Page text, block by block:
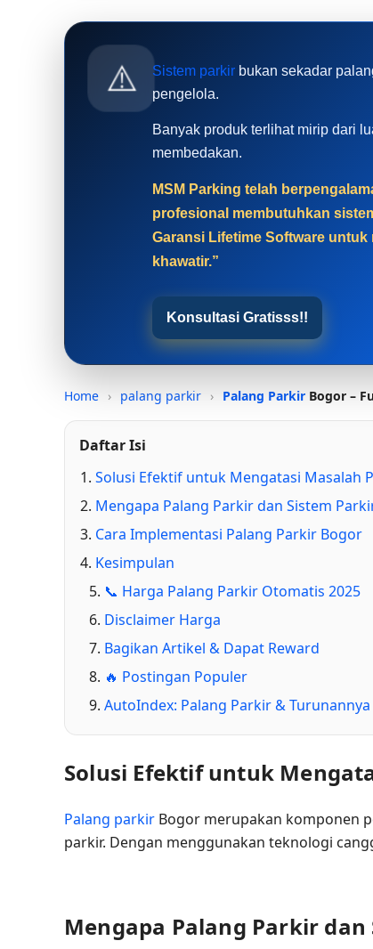
⚠️ Sistem parkir bukan sekadar
pengelola.
Banyak produk terlihat mirip dari
membedakan.
MSM Parking telah
profesional membutuhkan
Garansi Lifetime Software
khawatir.”
Konsultasi Gratisss!!
Home › palang parkir › Palang Parkir Bogor –
Daftar Isi
Solusi Efektif untuk Mengatasi Masalah
Mengapa Palang Parkir dan Sistem
Cara Implementasi Palang Parkir Bogor
Kesimpulan
📞 Harga Palang Parkir Otomatis 2025
Disclaimer Harga
Bagikan Artikel & Dapat Reward
🔥 Postingan Populer
AutoIndex: Palang Parkir & Turunannya
Solusi Efektif untuk
Palang parkir Bogor merupakan komponen
parkir. Dengan menggunakan teknologi
Mengapa Palang Parkir